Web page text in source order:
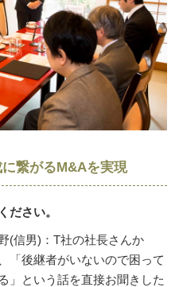
繋がるM&Aを実現
ださい。
(信男)：T社の社長さんか
「後継者がいないので困って
」という話を直接お聞きした